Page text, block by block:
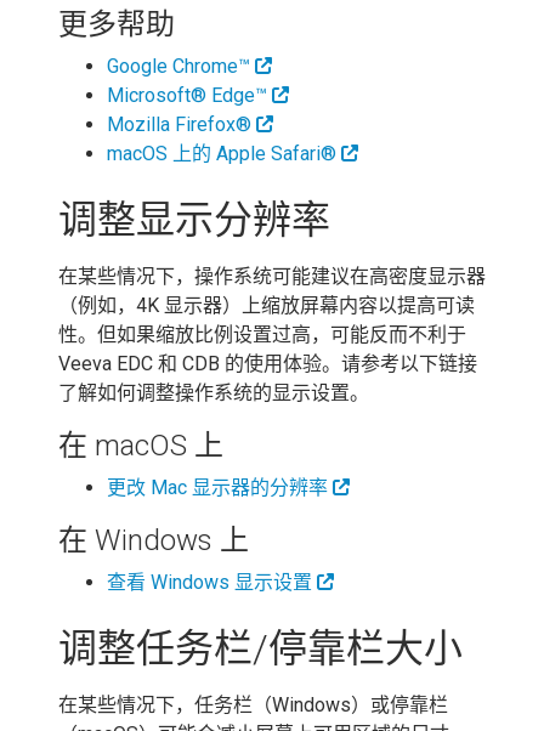
更多帮助
Google Chrome™
Microsoft® Edge™
Mozilla Firefox®
macOS 上的 Apple Safari®
调整显示分辨率
在某些情况下，操作系统可能建议在高密度显示器
（例如，4K 显示器）上缩放屏幕内容以提高可读
性。但如果缩放比例设置过高，可能反而不利于
Veeva EDC 和 CDB 的使用体验。请参考以下链接
了解如何调整操作系统的显示设置。
在 macOS 上
更改 Mac 显示器的分辨率
在 Windows 上
查看 Windows 显示设置
调整任务栏/停靠栏大小
在某些情况下，任务栏（Windows）或停靠栏